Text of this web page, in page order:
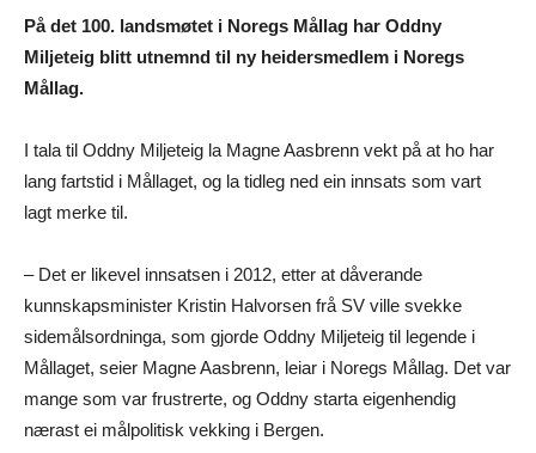
På det 100. landsmøtet i Noregs Mållag har Oddny
Miljeteig blitt utnemnd til ny heidersmedlem i Noregs
Mållag.
I tala til Oddny Miljeteig la Magne Aasbrenn vekt på at ho har
lang fartstid i Mållaget, og la tidleg ned ein innsats som vart
lagt merke til.
– Det er likevel innsatsen i 2012, etter at dåverande
kunnskapsminister Kristin Halvorsen frå SV ville svekke
sidemålsordninga, som gjorde Oddny Miljeteig til legende i
Mållaget, seier Magne Aasbrenn, leiar i Noregs Mållag. Det var
mange som var frustrerte, og Oddny starta eigenhendig
nærast ei målpolitisk vekking i Bergen.